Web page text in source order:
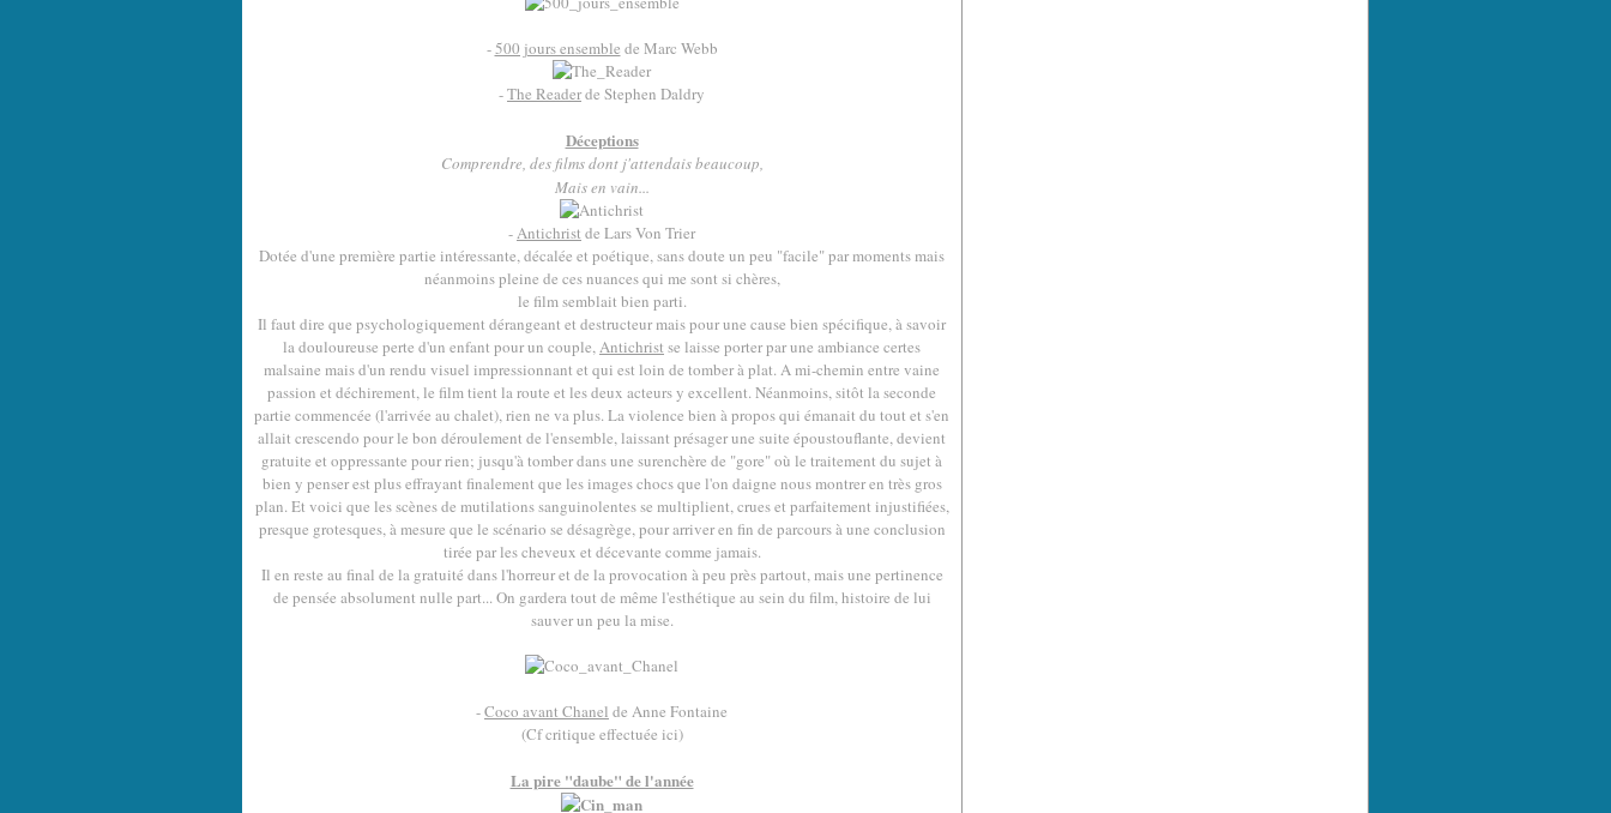
-500 jours ensemble de Marc Webb
-The Readerde Stephen Daldry
Déceptions
Comprendre, des films dont j'attendais beaucoup,
Mais en vain...
-Antichrist de Lars Von Trier
Dotée d'une première partie intéressante, décalée et poétique, sans doute un peu "facile" par moments mais
néanmoins pleine de ces nuances qui me sont si chères,
le film semblait bien parti.
Il faut dire que psychologiquement dérangeant et destructeur mais pour une cause bien spécifique, à savoir
la douloureuse perte d'un enfant pour un couple,Antichrist se laisse porter par une ambiance certes
malsaine mais d'un rendu visuel impressionnant et qui est loin de tomber à plat. A mi-chemin entre vaine
passion et déchirement, le film tient la route et les deux acteurs y excellent. Néanmoins, sitôt la seconde
partie commencée (l'arrivée au chalet), rien ne va plus. La violence bien à propos qui émanait du tout et s'en
allait crescendo pour le bon déroulement de l'ensemble, laissant présager une suite époustouflante, devient
gratuite et oppressante pour rien; jusqu'à tomber dans une surenchère de "gore" où le traitement du sujet à
bien y penser est plus effrayant finalement que les images chocs que l'on daigne nous montrer en très gros
plan. Et voici que les scènes de mutilations sanguinolentes se multiplient, crues et parfaitement injustifiées,
presque grotesques, à mesure que le scénario se désagrège, pour arriver en fin de parcours à une conclusion
tirée par les cheveux et décevante comme jamais.
Il en reste au final de la gratuité dans l'horreur et de la provocation à peu près partout, mais une pertinence
de pensée absolument nulle part... On gardera tout de même l'esthétique au sein du film, histoire de lui
sauver un peu la mise.
-Coco avant Chanel de Anne Fontaine
(Cf critique effectuée ici)
La pire "daube" de l'année